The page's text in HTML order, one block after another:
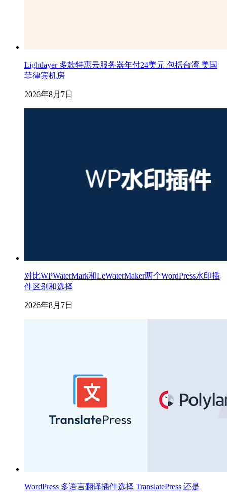
Lightlayer 多款特惠云服务器年付24美元 包括台湾 美国
菲律宾机房
2026年8月7日
对比WPWaterMark和LeWaterMaker两个WordPress水印插
件区别和选择
2026年8月7日
WordPress 多语言翻译插件选择 TranslatePress 还是